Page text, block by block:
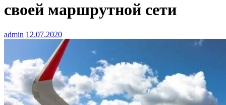
своей маршрутной сети
admin 12.07.2020